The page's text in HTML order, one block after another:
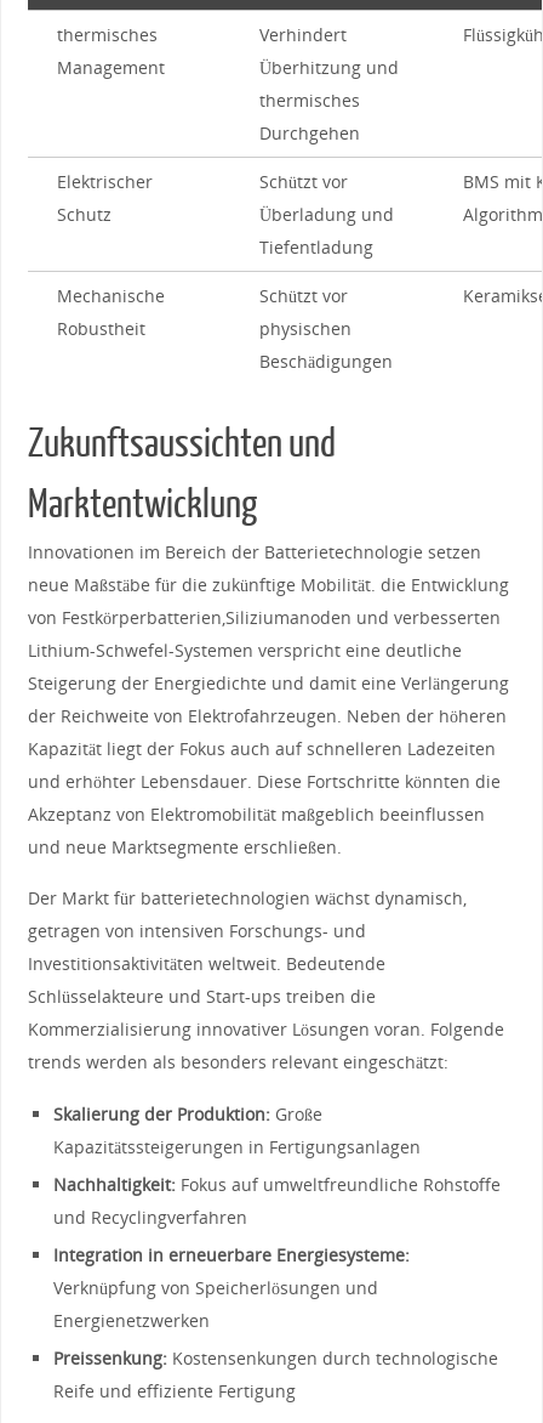
thermisches⁢
Management
Verhindert
Überhitzung und⁣
thermisches
‍Durchgehen
Elektrischer
Schutz
Schützt vor⁤
Überladung ⁤und ​
Tiefentladung
BMS ⁢mit
Mechanische
Robustheit
Schützt vor
physischen
‌Beschädigungen
Zukunftsaussichten⁣ und
Marktentwicklung
Innovationen im ‍Bereich ‍der Batterietechnologie⁣ setzen
neue Maßstäbe für die ⁤zukünftige Mobilität. die Entwicklung
von ‌Festkörperbatterien,Siliziumanoden und verbesserten
Lithium-Schwefel-Systemen ⁢verspricht⁤ eine deutliche ​
Steigerung der Energiedichte und damit ⁣eine Verlängerung
der Reichweite ‌von Elektrofahrzeugen. Neben ⁢der höheren
Kapazität ‌liegt der Fokus auch auf⁢ schnelleren Ladezeiten
und erhöhter ‍Lebensdauer. ⁣Diese ⁣Fortschritte‍ könnten ‍die
Akzeptanz von Elektromobilität maßgeblich⁣ beeinflussen
und neue Marktsegmente erschließen.
Der Markt ⁣für batterietechnologien wächst dynamisch,
getragen von ​intensiven Forschungs- und
Investitionsaktivitäten ‍weltweit. Bedeutende
Schlüsselakteure und Start-ups treiben die
Kommerzialisierung innovativer Lösungen voran. Folgende
trends werden⁢ als besonders relevant eingeschätzt:
Skalierung der Produktion: Große
Kapazitätssteigerungen in Fertigungsanlagen
Nachhaltigkeit: Fokus auf umweltfreundliche ⁣Rohstoffe
⁣und Recyclingverfahren
Integration in erneuerbare Energiesysteme:
Verknüpfung von Speicherlösungen und
Energienetzwerken
Preissenkung: Kostensenkungen durch technologische
Reife und⁤ effiziente Fertigung